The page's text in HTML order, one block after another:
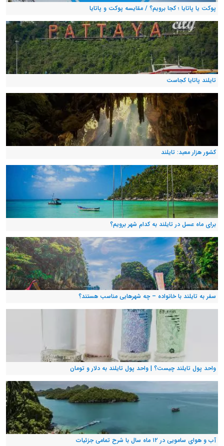
پوکت یا پاتایا ؛ کجا برویم؟ / مقایسه پوکت و پاتایا
تایلند پاتایا کجاست
کشور هزار معبد: تایلند
برای ماه عسل در تایلند به کدام شهر برویم؟
سفر به تایلند با خانواده – چه شهرهایی مناسب هستند؟
واحد پول تایلند چیست؟ | واحد پول تایلند به دلار و تومان
آب و هوای سامویی در ۱۲ ماه سال با شرح تمامی جزئیات